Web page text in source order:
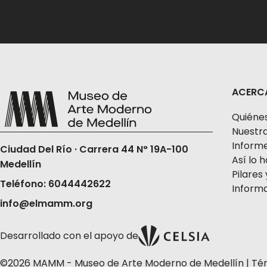
Ciudad Del Río · Carrera 44 N° 19A-100
Medellín
Teléfono: 6044442622
info@elmamm.org
Así lo
Pilares
Desarrollado con el apoyo de
©2026 MAMM - Museo de Arte Moderno de Medellín |